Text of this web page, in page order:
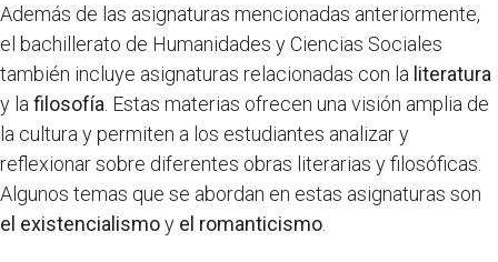
Además de las asignaturas mencionadas anteriormente,
el bachillerato de Humanidades y Ciencias Sociales
también incluye asignaturas relacionadas con la literatura
y la filosofía . Estas materias ofrecen una visión amplia de
la cultura y permiten a los estudiantes analizar y
reflexionar sobre diferentes obras literarias y filosóficas.
Algunos temas que se abordan en estas asignaturas son
el existencialismoy el romanticismo